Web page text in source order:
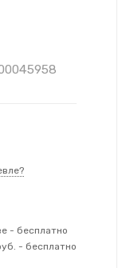
- бесплатно
- бесплатно